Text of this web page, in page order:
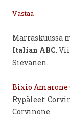
Vastaa
Marraskuussa
Italian ABC.
Sievänen.
Bixio Amarone
Rypäleet:
Corvinone